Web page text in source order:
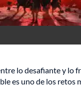
lo desafiante y
es uno de los retos